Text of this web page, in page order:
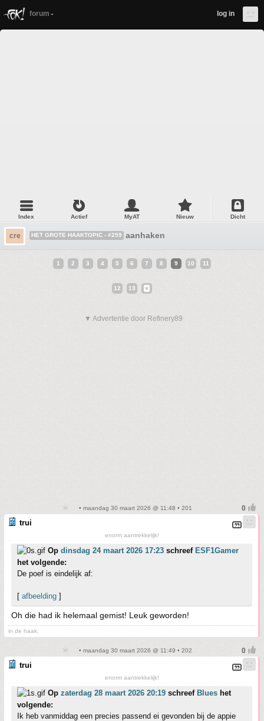
forum log in
Index Actief MyAT Nieuw Dicht
cre HET GROTE HAAKTOPIC - #259 aanhaken
1 2 3 4 5 6 7 8 9 10 11
12 13
▼ Advertentie door Refinery89
• maandag 30 maart 2026 @ 11:48 • 201
trui
enorm aantrekkelijk!
Op dinsdag 24 maart 2026 17:23 schreef ESF1Gamer
het volgende:
De poef is eindelijk af:
[ afbeelding ]
Oh die had ik helemaal gemist! Leuk geworden!
in de haak.
• maandag 30 maart 2026 @ 11:49 • 202
trui
enorm aantrekkelijk!
Op zaterdag 28 maart 2026 20:19 schreef Blues het
volgende:
Ik heb vanmiddag een precies passend ei gevonden bij de appie